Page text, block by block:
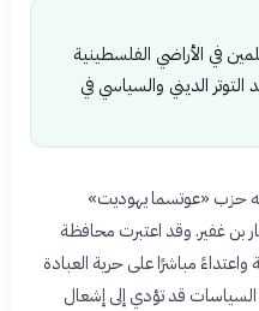
في الأراضي الفلسطينية
الديني والسياسي في
حزب «عوتسما يهوديت»
بن غفير. وقد اعتبرت محافظة
واعتداءً مباشرًا على حرية العبادة
قد تؤدي إلى إشعال